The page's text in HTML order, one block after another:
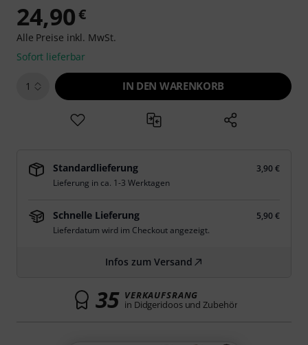
24,90€
Alle Preise inkl. MwSt.
Sofort lieferbar
1 IN DEN WARENKORB
Standardlieferung
3,90 €
Lieferung in ca. 1-3 Werktagen
Schnelle Lieferung
5,90 €
Lieferdatum wird im Checkout angezeigt.
Infos zum Versand
35 VERKAUFSRANG
in Didgeridoos und Zubehör